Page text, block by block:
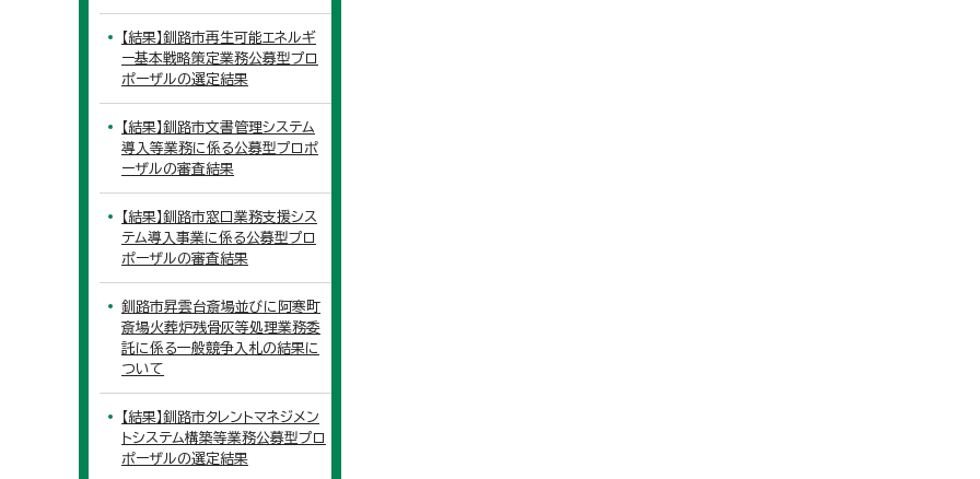
【結果】釧路市再生可能エネルギ
ー基本戦略策定業務公募型プロ
ポーザルの選定結果
【結果】釧路市文書管理システム
導入等業務に係る公募型プロポ
ーザルの審査結果
【結果】釧路市窓口業務支援シス
テム導入事業に係る公募型プロ
ポーザルの審査結果
釧路市昇雲台斎場並びに阿寒町
斎場火葬炉残骨灰等処理業務委
託に係る一般競争入札の結果に
ついて
【結果】釧路市タレントマネジメン
トシステム構築等業務公募型プロ
ポーザルの選定結果